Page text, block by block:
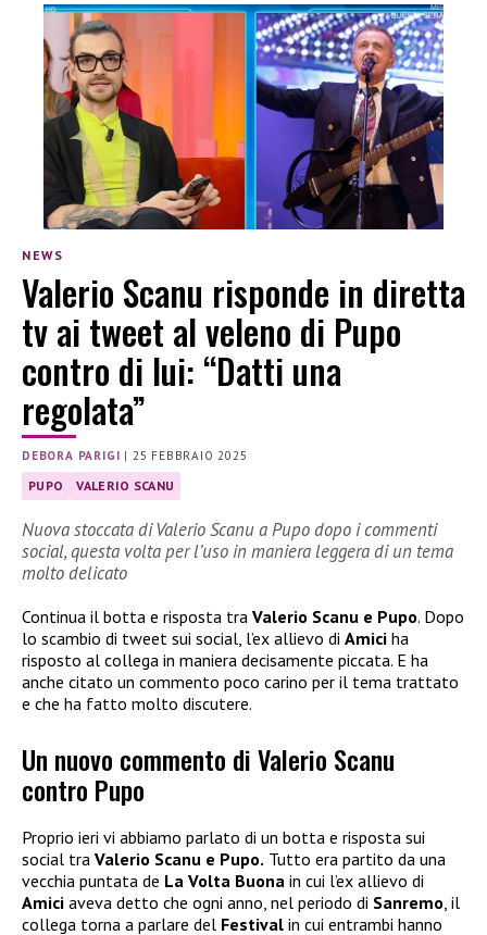
NEWS
Valerio Scanu risponde in diretta
tv ai tweet al veleno di Pupo
contro di lui: “Datti una
regolata”
DEBORA PARIGI | 25 FEBBRAIO 2025
PUPO VALERIO SCANU
Nuova stoccata di Valerio Scanu a Pupo dopo i commenti
social, questa volta per l’uso in maniera leggera di un tema
molto delicato
Continua il botta e risposta tra Valerio Scanu e Pupo. Dopo
lo scambio di tweet sui social, l’ex allievo di Amici ha
risposto al collega in maniera decisamente piccata. E ha
anche citato un commento poco carino per il tema trattato
e che ha fatto molto discutere.
Un nuovo commento di Valerio Scanu
contro Pupo
Proprio ieri vi abbiamo parlato di un botta e risposta sui
social tra Valerio Scanu e Pupo. Tutto era partito da una
vecchia puntata de La Volta Buona in cui l’ex allievo di
Amici aveva detto che ogni anno, nel periodo di Sanremo , il
collega torna a parlare del Festival in cui entrambi hanno